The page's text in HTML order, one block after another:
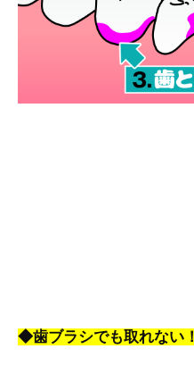
◆歯ブラシでも取れない